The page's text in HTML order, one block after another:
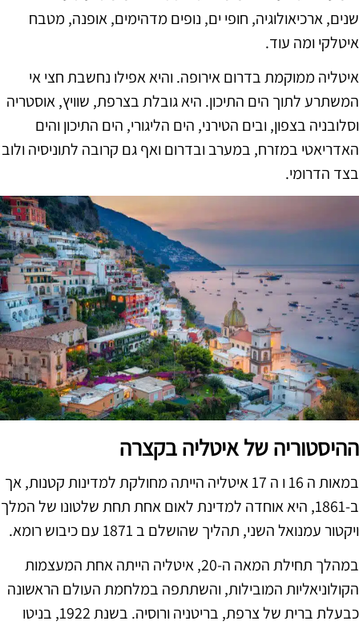
שנים, ארכיאולוגיה, חופי ים, נופים מדהימים, אופנה, מטבח
איטלקי ומה עוד.
איטליה ממוקמת בדרום אירופה. והיא אפילו נחשבת חצי אי
המשתרע לתוך הים התיכון. היא גובלת בצרפת, שוויץ, אוסטריה
וסלובניה בצפון, ובים הטירני, הים הליגורי, הים התיכון והים
האדריאטי במזרח, במערב ובדרום ואף גם קרובה לתוניסיה ולוב
בצד הדרומי.
ההיסטוריה של איטליה בקצרה
במאות ה 16 ו ה 17 איטליה הייתה מחולקת למדינות קטנות, אך
ב-1861, היא אוחדה למדינת לאום אחת תחת שלטונו של המלך
ויקטור עמנואל השני, תהליך שהושלם ב 1871 עם כיבוש רומא.
במהלך תחילת המאה ה-20, איטליה הייתה אחת המעצמות
הקולוניאליות המובילות, והשתתפה במלחמת העולם הראשונה
כבעלת ברית של צרפת, בריטניה ורוסיה. בשנת 1922, בניטו